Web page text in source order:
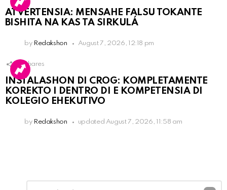
ATVERTENSIA: MENSAHE FALSU TOKANTE
BISHITA NA KAS TA SIRKULÁ
by Redakshon August 7, 2026, 12:18 pm
15 Shares
INSTALASHON DI CROG: KOMPLETAMENTE
KOREKTO I DENTRO DI E KOMPETENSIA DI
KOLEGIO EHEKUTIVO
by Redakshon updated August 7, 2026, 11:58 am